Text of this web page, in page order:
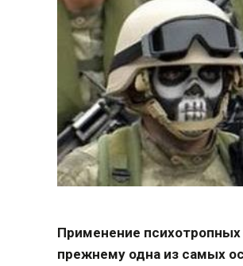
Применение
прежнему одна из самых